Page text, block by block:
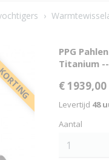
›
PPG
Titanium --
€ 1939,00
Levertijd 48
Aantal